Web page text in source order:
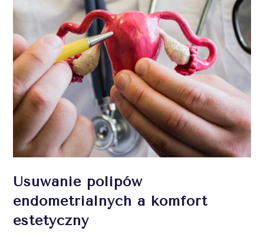
Usuwanie polipów
endometrialnych a komfort
estetyczny